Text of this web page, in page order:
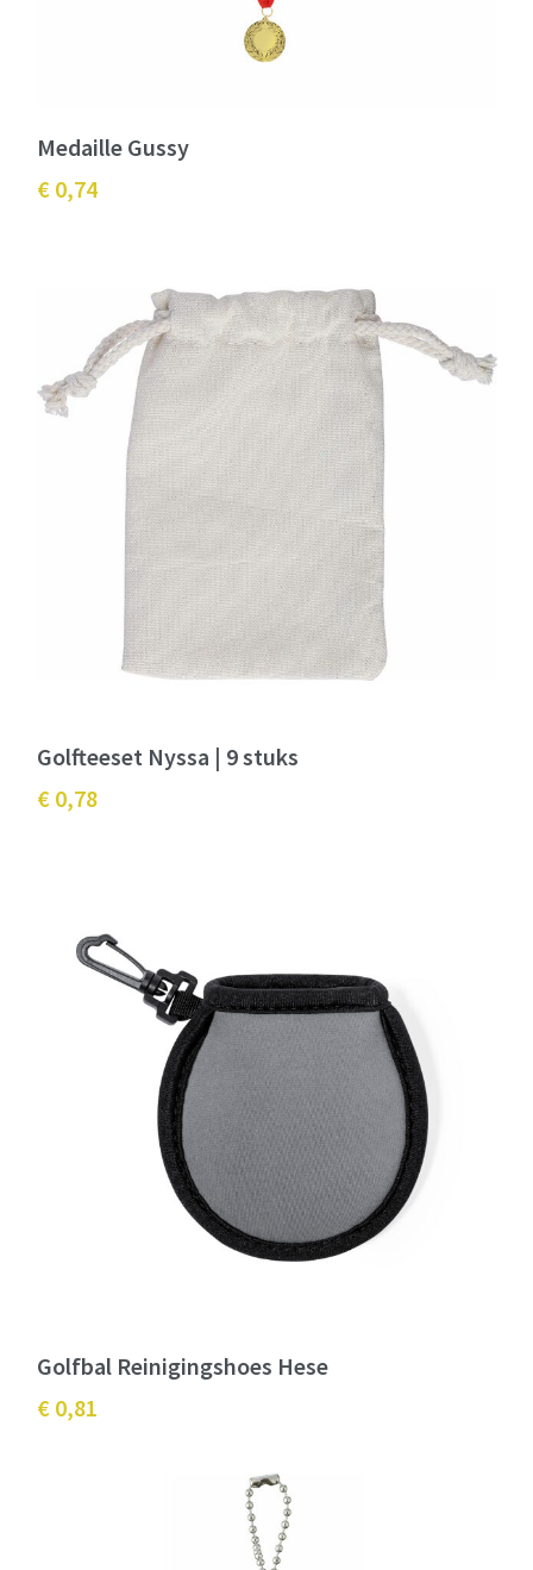
Medaille Gussy
€ 0,74
Golfteeset Nyssa | 9 stuks
€ 0,78
Golfbal Reinigingshoes Hese
€ 0,81